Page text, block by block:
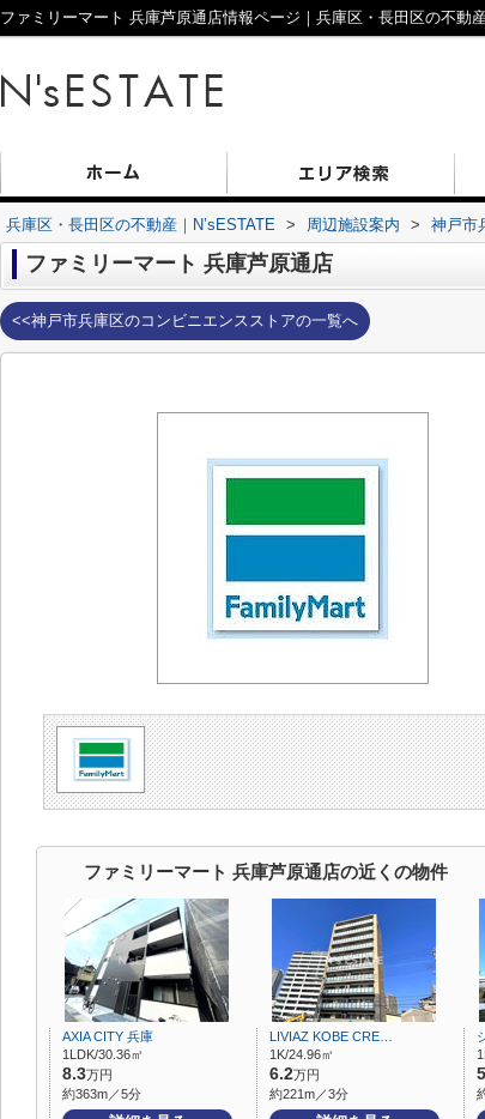
ファミリーマート 兵庫芦原通店情報ページ｜兵庫区・長田区の不動
兵庫区・長田区の不動産｜N’sESTATE > 周辺施設案内 > 神戸市
ファミリーマート 兵庫芦原通店
<<神戸市兵庫区のコンビニエンスストアの一覧へ
ファミリーマート 兵庫芦原通店の近くの物件
AXIA CITY 兵庫
1LDK/30.36㎡
8.3万円
約363m／5分
LIVIAZ KOBE CRE…
1K/24.96㎡
6.2万円
約221m／3分